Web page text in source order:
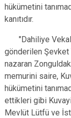
hükümetini
kanıtıdır.
"Dahiliye
gönderilen Şevket
nazaran
memurini saire,
hükümetini
ettikleri gibi
Mevlüt Lütfü ve